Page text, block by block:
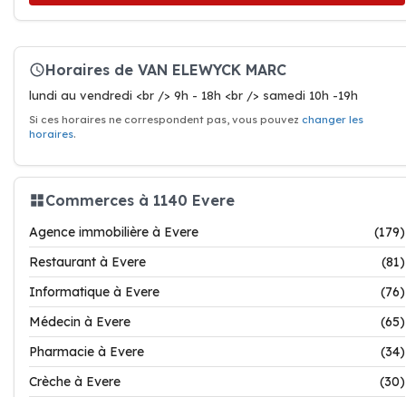
Horaires de VAN ELEWYCK MARC
lundi au vendredi <br /> 9h - 18h <br /> samedi 10h -19h
Si ces horaires ne correspondent pas, vous pouvez changer les
horaires.
Commerces à 1140 Evere
Agence immobilière à Evere
(179)
Restaurant à Evere
(81)
Informatique à Evere
(76)
Médecin à Evere
(65)
Pharmacie à Evere
(34)
Crèche à Evere
(30)